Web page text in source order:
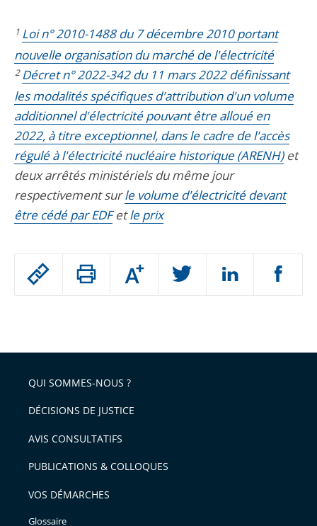
Passer
arriver
après
Augmenter
ou
l'article
pour
avant
1 Loi n° 2010-1488 du 7 décembre 2010 portant
nouvelle organisation du marché de l'électricité
2 Décret n° 2022-342 du 11 mars 2022 définissant
les modalités spécifiques d'attribution d'un volume
additionnel d'électricité pouvant être alloué en
2022, à titre exceptionnel, dans le cadre de l'accès
régulé à l'électricité nucléaire historique (ARENH)et
deux arrêtés ministériels du même jour
respectivement surle volume d'électricité devant
être cédé par EDFetle prix
QUI SOMMES-NOUS ?
DÉCISIONS DE JUSTICE
AVIS CONSULTATIFS
PUBLICATIONS & COLLOQUES
VOS DÉMARCHES
Glossaire